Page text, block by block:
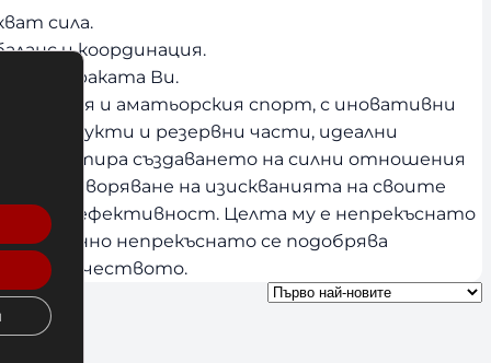
сила.
и координация.
и краката Ви.
и аматьорския спорт, с иновативни
от продукти и резервни части, идеални
, гарантира създаването на силни отношения
на изискванията на своите
и ефективност. Целта му е непрекъснато
непрекъснато се подобрява
на качеството.